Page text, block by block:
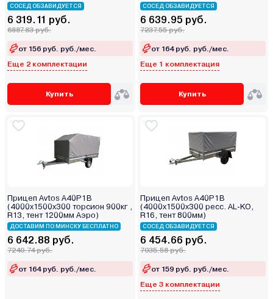
СОСЕД ОБЗАВИДУЕТСЯ
6 319.11 руб.
6887.83 руб.
от 156 руб. руб./мес.
Еще 2 комплектации
Купить
СОСЕД ОБЗАВИДУЕТСЯ
6 639.95 руб.
7237.55 руб.
от 164 руб. руб./мес.
Еще 1 комплектация
Купить
Прицеп Avtos A40P1B
(4000х1500х300 торсион 900кг ,
R13, тент 1200мм Аэро)
ДОСТАВИМ ПО МИНСКУ БЕСПЛАТНО
6 642.88 руб.
7240.74 руб.
от 164 руб. руб./мес.
Прицеп Avtos A40P1B
(4000х1500х300 ресс. AL-KO,
R16, тент 800мм)
СОСЕД ОБЗАВИДУЕТСЯ
6 454.66 руб.
7035.58 руб.
от 159 руб. руб./мес.
Еще 3 комплектации